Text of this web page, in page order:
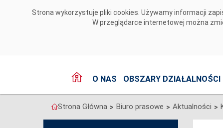
Strona wykorzystuje pliki cookies. Używamy informacji
W przeglądarce internetowej można
O NAS OBSZARY DZIAŁALNOŚCI
Strona Główna > Biuro prasowe > Aktualności >